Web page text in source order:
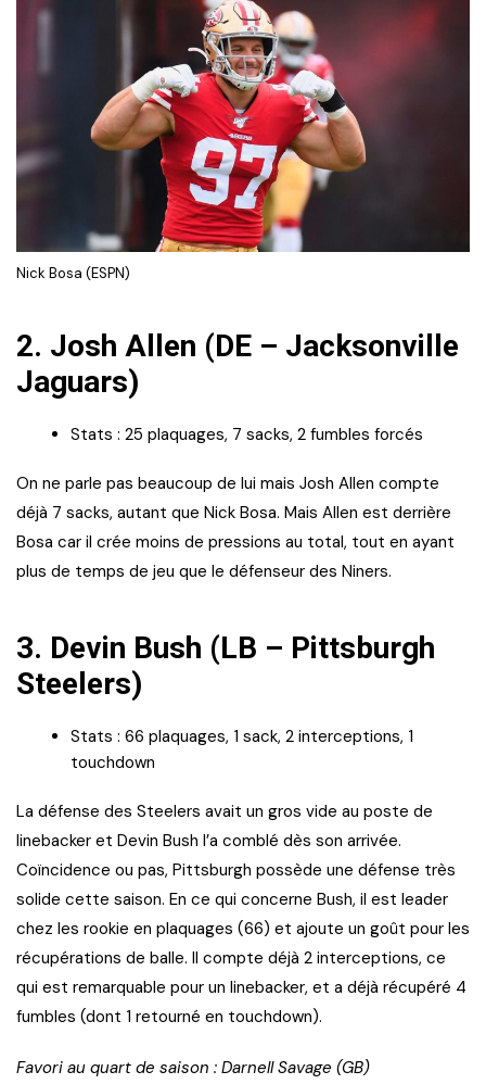
Nick Bosa (ESPN)
2. Josh Allen (DE – Jacksonville
Jaguars)
Stats : 25 plaquages, 7 sacks, 2 fumbles forcés
On ne parle pas beaucoup de lui mais Josh Allen compte
déjà 7 sacks, autant que Nick Bosa. Mais Allen est derrière
Bosa car il crée moins de pressions au total, tout en ayant
plus de temps de jeu que le défenseur des Niners.
3. Devin Bush (LB – Pittsburgh
Steelers)
Stats : 66 plaquages, 1 sack, 2 interceptions, 1
touchdown
La défense des Steelers avait un gros vide au poste de
linebacker et Devin Bush l’a comblé dès son arrivée.
Coïncidence ou pas, Pittsburgh possède une défense très
solide cette saison. En ce qui concerne Bush, il est leader
chez les rookie en plaquages (66) et ajoute un goût pour les
récupérations de balle. Il compte déjà 2 interceptions, ce
qui est remarquable pour un linebacker, et a déjà récupéré 4
fumbles (dont 1 retourné en touchdown).
Favori au quart de saison : Darnell Savage (GB)